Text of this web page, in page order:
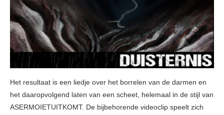
Het resultaat is een liedje over het borrelen van de darmen en
het daaropvolgend laten van een scheet, helemaal in de stijl van
ASERMOIETUITKOMT. De bijbehorende videoclip speelt zich